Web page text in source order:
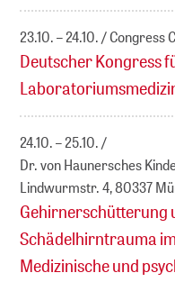
23.10. – 24.10. Congress
Deutscher Kongress
24.10. – 25.10.
Dr. von Haunersches
Lindwurmstr. 4, 80337
Gehirnerschütterung
Schädelhirntrauma
Medizinische und